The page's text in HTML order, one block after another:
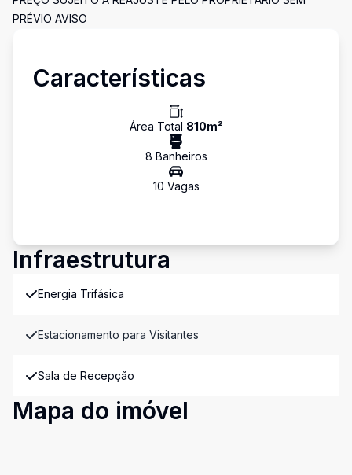
PRÉVIO AVISO
Características
Área Total 810m²
8 Banheiros
10 Vagas
Infraestrutura
Energia Trifásica
Estacionamento para Visitantes
Sala de Recepção
Mapa do imóvel